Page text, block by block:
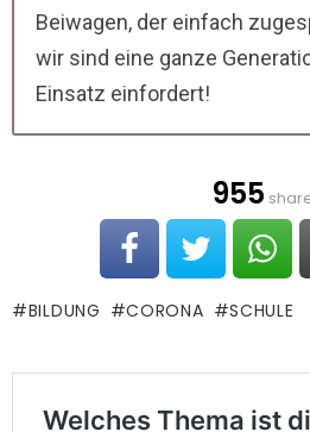
Beiwagen, der einfach
wir sind eine ganze
Einsatz einfordert!
955
BILDUNG CORONA SCHULE